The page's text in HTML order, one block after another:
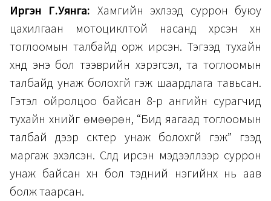
Иргэн Г.Уянга: Хамгийн эхлээд суррон буюу
цахилгаан мотоциклтой насанд хүрсэн хүн
тоглоомын талбайд орж ирсэн. Тэгээд тухайн
хүнд энэ бол тээврийн хэрэгсэл, та тоглоомын
талбайд унаж болохгүй гэж шаардлага тавьсан.
Гэтэл ойролцоо байсан 8-р ангийн сурагчид
тухайн хүнийг өмөөрөн, “Бид яагаад тоглоомын
талбай дээр скүүтер унаж болохгүй гэж” гээд
маргаж эхэлсэн. Сүүлд ирсэн мэдээллээр суррон
унаж байсан хүн бол тэдний нэгийнх нь аав
болж таарсан.